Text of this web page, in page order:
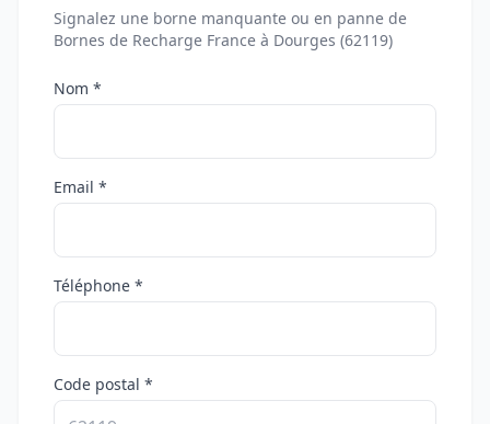
Signalez une borne manquante ou en panne de
Bornes de Recharge France à Dourges (62119)
Nom *
Email *
Téléphone *
Code postal *